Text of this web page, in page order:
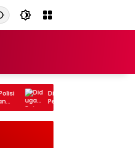
Diduga Belum Penuhi Standar,
Pengelolaan Limbah Dapur SPPG
Polu Panyabungan Mandailing Natal